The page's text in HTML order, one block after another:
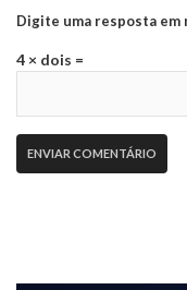
Digite uma resposta em
4 × dois =